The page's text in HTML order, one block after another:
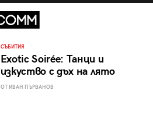
СЪБИТИЯ
Exotic Soirée: Танци и
изкуство с дъх на лято
ОТ ИВАН ПЪРВАНОВ